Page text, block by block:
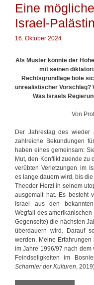
u
n
V
ö
l
k
e
c
h
t
s
e
r
Eine
Israel-
16. Oktober 2024
Als Muster könnte der
mit seinen
Rechtsgrundlage böte
unrealistischer Vorschlag?
Was Israels
Von
Der Jahrestag des wieder
zahlreiche Bekundungen
haben eines gemeinsam:
Mut, den Konflikt zuende
verübten Verletzungen im
es lange dauern wird, bis
Theodor Herzl in seinem
ausgemalt hat. Es besteht
Israel aus den
Wegfall des
Gegenseite) die nächsten
überdauern wird. Darauf
werden. Meine
im Jahre 1996/97 nach dem
Feindseligkeiten im
Scharnier der Kulturen,